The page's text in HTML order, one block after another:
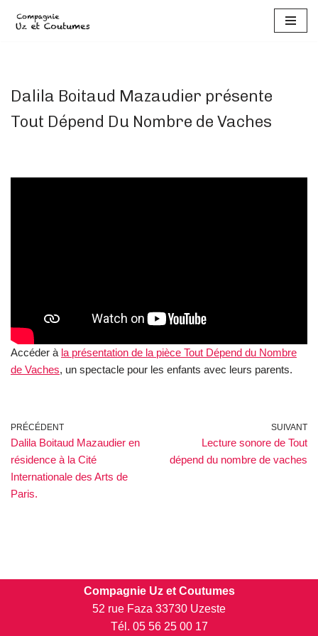
Dalila Boitaud Mazaudier présente
Tout Dépend Du Nombre de Vaches
Accéder à la présentation de la pièce Tout Dépend du Nombre
de Vaches, un spectacle pour les enfants avec leurs parents.
PRÉCÉDENT
Dalila Boitaud Mazaudier en
résidence à la Cité
Internationale des Arts de
Paris.
SUIVANT
Lecture sonore de Tout
dépend du nombre de vaches
Compagnie Uz et Coutumes
52 rue Faza 33730 Uzeste
Tél. 05 56 25 00 17